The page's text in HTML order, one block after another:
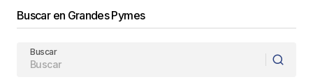
Buscar en Grandes Pymes
Buscar